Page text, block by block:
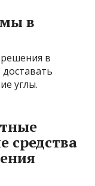
в
в
углы.
средства